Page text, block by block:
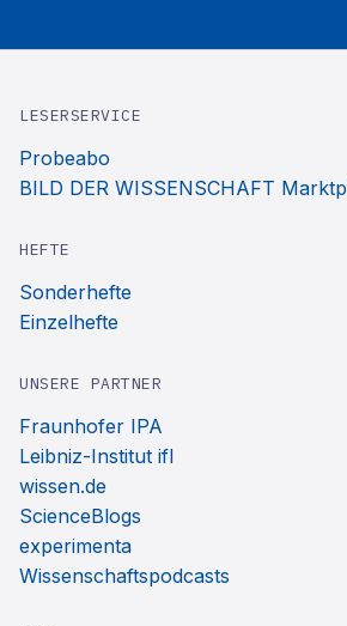
LESERSERVICE
Probeabo
BILD DER WISSENSCHAFT
HEFTE
Sonderhefte
Einzelhefte
UNSERE PARTNER
Fraunhofer IPA
Leibniz-Institut ifl
wissen.de
ScienceBlogs
experimenta
Wissenschaftspodcasts